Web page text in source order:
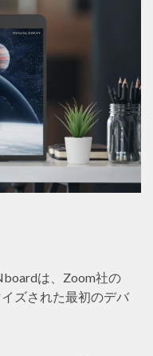
は、Zoom社の
ズされた最初のデバ